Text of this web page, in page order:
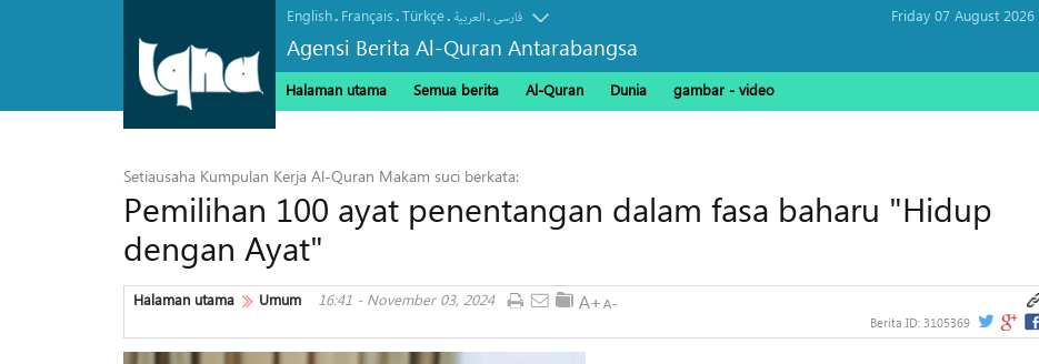
English. Français.Türkçe. العربیة.فارسی
Agensi Berita Al-Quran Antarabangsa
Friday 07 August 2026 ,
Halaman utama Semua berita Al-Quran Dunia gambar - video
Setiausaha Kumpulan Kerja Al-Quran Makam suci berkata:
Pemilihan 100 ayat penentangan dalam fasa baharu "Hidup
dengan Ayat"
Halaman utama Umum 16:41 - November 03, 2024
Berita ID: 3105369